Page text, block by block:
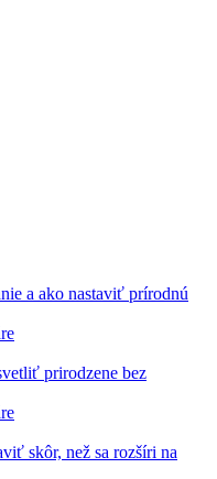
a ako nastaviť prírodnú
prirodzene bez
skôr, než sa rozšíri na